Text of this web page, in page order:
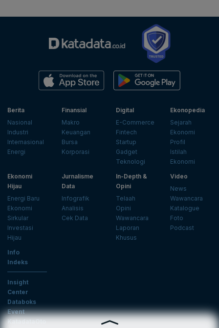
Berita
Nasional
Industri
Internasional
Energi
Finansial
Makro
Keuangan
Bursa
Korporasi
Digital
E-Commerce
Fintech
Startup
Gadget
Teknologi
Ekonopedia
Sejarah
Ekonomi
Profil
Istilah
Ekonomi
Ekonomi
Hijau
Energi Baru
Ekonomi
Sirkular
Investasi
Hijau
Jurnalisme
Data
Infografik
Analisis
Cek Data
In-Depth &
Opini
Telaah
Opini
Wawancara
Laporan
Khusus
Video
News
Wawancara
Katalogue
Foto
Podcast
Info
Indeks
Insight
Center
Databoks
Event
KatadataOto